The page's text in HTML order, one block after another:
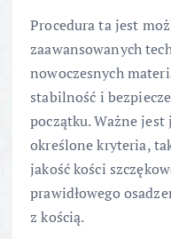
Procedura ta jest
zaawansowanych
nowoczesnych
stabilność i
początku. Ważne jest
określone kryteria,
jakość kości
prawidłowego
z kością.